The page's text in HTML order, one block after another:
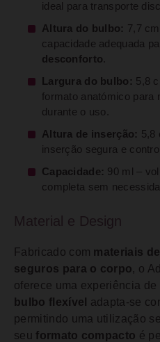
ideal para transporte
Altura do bulbo: 7,7
capacidade adequada
desconforto
Largura do bulbo: 5,8
formato anatómico para
durante o uso.
Altura de inserção: 5,8
inserção segura e
Capacidade: 90 ml –
completa sem
Material e Design
Fabricado com materiais
seguros para o corpo, o
oferece uma experiência
bulbo flexível
adapta-se
permitindo uma utilização
seu formato compacto é